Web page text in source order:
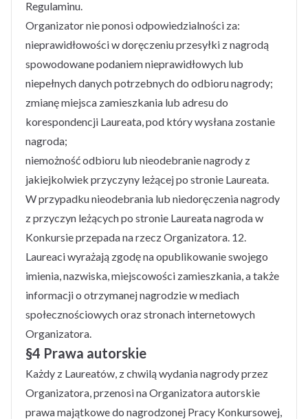
Regulaminu.
Organizator nie ponosi odpowiedzialności za:
nieprawidłowości w doręczeniu przesyłki z nagrodą
spowodowane podaniem nieprawidłowych lub
niepełnych danych potrzebnych do odbioru nagrody;
zmianę miejsca zamieszkania lub adresu do
korespondencji Laureata, pod który wysłana zostanie
nagroda;
niemożność odbioru lub nieodebranie nagrody z
jakiejkolwiek przyczyny leżącej po stronie Laureata.
W przypadku nieodebrania lub niedoręczenia nagrody
z przyczyn leżących po stronie Laureata nagroda w
Konkursie przepada na rzecz Organizatora. 12.
Laureaci wyrażają zgodę na opublikowanie swojego
imienia, nazwiska, miejscowości zamieszkania, a także
informacji o otrzymanej nagrodzie w mediach
społecznościowych oraz stronach internetowych
Organizatora.
§4 Prawa autorskie
Każdy z Laureatów, z chwilą wydania nagrody przez
Organizatora, przenosi na Organizatora autorskie
prawa majątkowe do nagrodzonej Pracy Konkursowej,